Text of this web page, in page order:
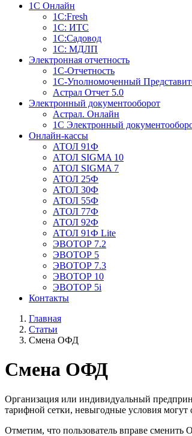
1С Онлайн
1С:Fresh
1С: ИТС
1С:Садовод
1С: МДЛП
Электронная отчетность
1С-Отчетность
1С-Уполномоченный
Астрал Отчет 5.0
Электронный документооборот
Астрал. Онлайн
1С Электронный
Онлайн-кассы
АТОЛ 91Ф
АТОЛ SIGMA 10
АТОЛ SIGMA 7
АТОЛ 25Ф
АТОЛ 30Ф
АТОЛ 55Ф
АТОЛ 77Ф
АТОЛ 92Ф
АТОЛ 91Ф Lite
ЭВОТОР 7.2
ЭВОТОР 5
ЭВОТОР 7.3
ЭВОТОР 10
ЭВОТОР 5i
Контакты
Главная
Статьи
Смена ОФД
Смена ОФД
Организация или индивидуальный
тарифной сетки, невыгодные условия
Отметим, что пользователь вправе